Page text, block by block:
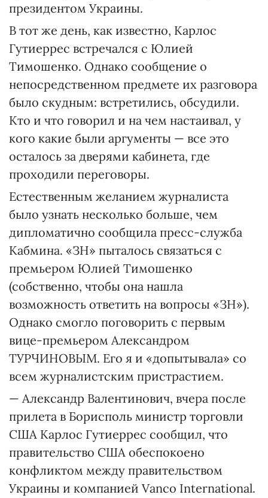
президентом Украины.
В тот же день, как известно, Карлос
Гутиеррес встречался с Юлией
Тимошенко. Однако сообщение о
непосредственном предмете их разговора
было скудным: встретились, обсудили.
Кто и что говорил и на чем настаивал, у
кого какие были аргументы — все это
осталось за дверями кабинета, где
проходили переговоры.
Естественным желанием журналиста
было узнать несколько больше, чем
дипломатично сообщила пресс-служба
Кабмина. «ЗН» пыталось связаться с
премьером Юлией Тимошенко
(собственно, чтобы она нашла
возможность ответить на вопросы «ЗН»).
Однако смогло поговорить с первым
вице-премьером Александром
ТУРЧИНОВЫМ. Его я и «допытывала» со
всем журналистским пристрастием.
— Александр Валентинович, вчера после
прилета в Борисполь министр торговли
США Карлос Гутиеррес сообщил, что
правительство США обеспокоено
конфликтом между правительством
Украины и компанией Vanco Іnternational.